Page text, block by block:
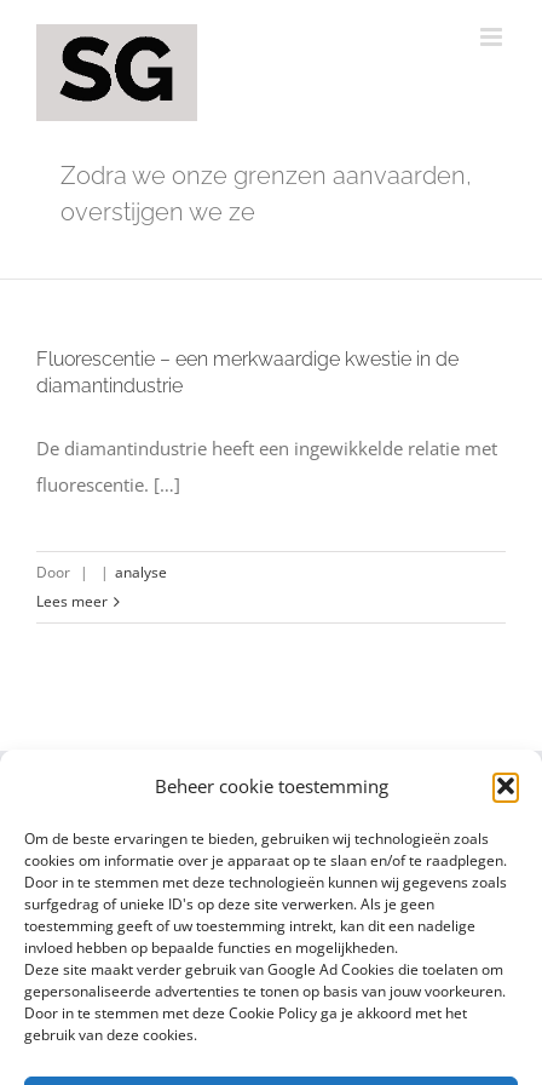
Beheer cookie toestemming
Om de beste ervaringen te bieden, gebruiken wij technologieën zoals
cookies om informatie over je apparaat op te slaan en/of te raadplegen.
Door in te stemmen met deze technologieën kunnen wij gegevens zoals
surfgedrag of unieke ID's op deze site verwerken. Als je geen
toestemming geeft of uw toestemming intrekt, kan dit een nadelige
invloed hebben op bepaalde functies en mogelijkheden.
Deze site maakt verder gebruik van Google Ad Cookies die toelaten om
gepersonaliseerde advertenties te tonen op basis van jouw voorkeuren.
Door in te stemmen met deze Cookie Policy ga je akkoord met het
gebruik van deze cookies.
Zodra we onze grenzen aanvaarden,
overstijgen we ze
Fluorescentie – een merkwaardige kwestie in de
diamantindustrie
De diamantindustrie heeft een ingewikkelde relatie met
fluorescentie. […]
Door | | analyse
Lees meer